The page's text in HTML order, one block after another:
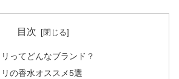
目次
ってどんなブランド？
の香水オススメ5選